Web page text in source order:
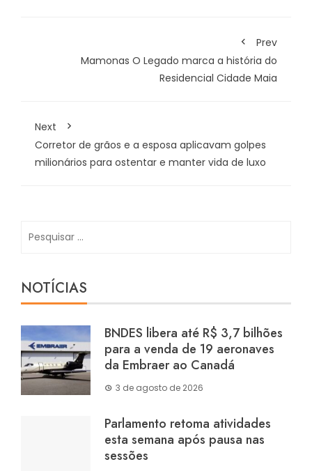
Prev
Mamonas O Legado marca a história do
Residencial Cidade Maia
Next
Corretor de grãos e a esposa aplicavam golpes
milionários para ostentar e manter vida de luxo
NOTÍCIAS
BNDES libera até R$ 3,7 bilhões
para a venda de 19 aeronaves
da Embraer ao Canadá
3 de agosto de 2026
Parlamento retoma atividades
esta semana após pausa nas
sessões